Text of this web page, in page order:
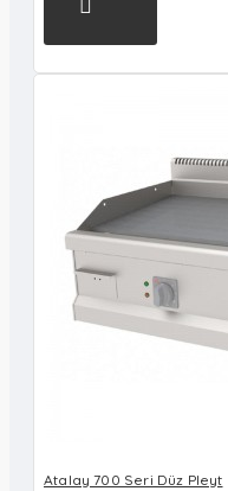
Atalay 700 Seri Düz Pleyt